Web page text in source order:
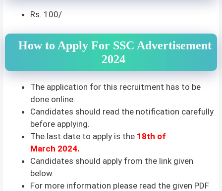
Rs. 100/
How to Apply For SSC Advertisement
2024
The application for this recruitment has to be
done online.
Candidates should read the notification carefully
before applying.
The last date to apply is the 18th of
March 2024.
Candidates should apply from the link given
below.
For more information please read the given PDF